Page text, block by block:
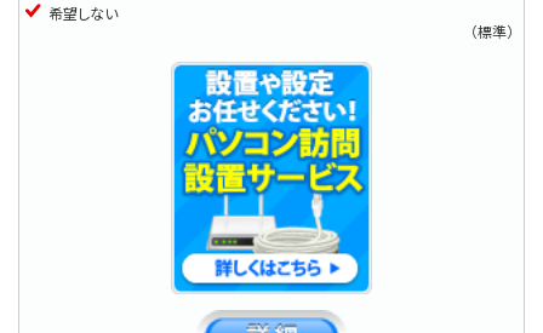
希望しない
（標準）